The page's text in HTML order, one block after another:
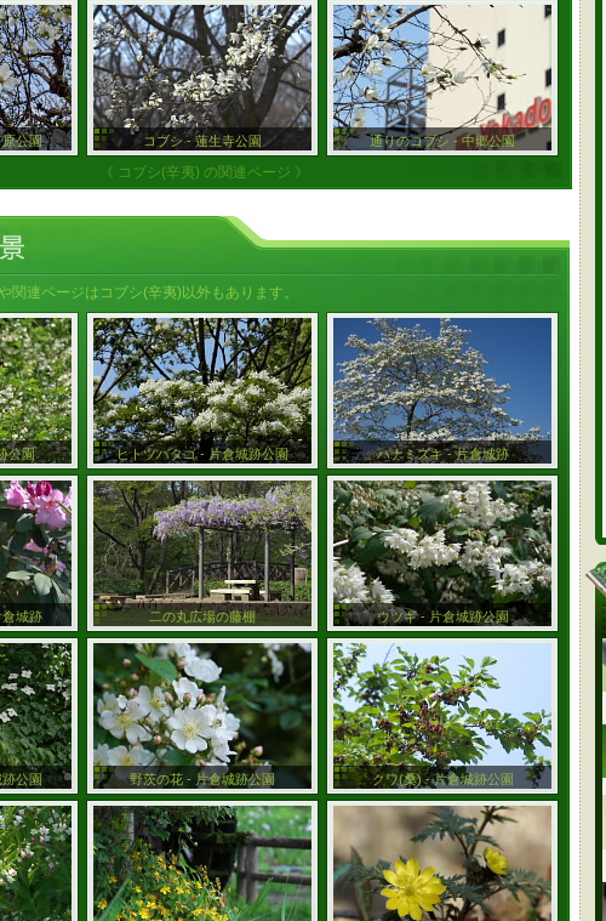
公園 コブシ - 蓮生寺公園 通りのコブシ - 中郷公園
《 コブシ(辛夷) の関連ページ 》
関連ページはコブシ(辛夷)以外もあります。
公園 ヒトツバタゴ - 片倉城跡公園 ハナミズキ - 片倉城跡
城跡 二の丸広場の藤棚 ウツギ - 片倉城跡公園
公園 野茨の花 - 片倉城跡公園 クワ(桑) - 片倉城跡公園